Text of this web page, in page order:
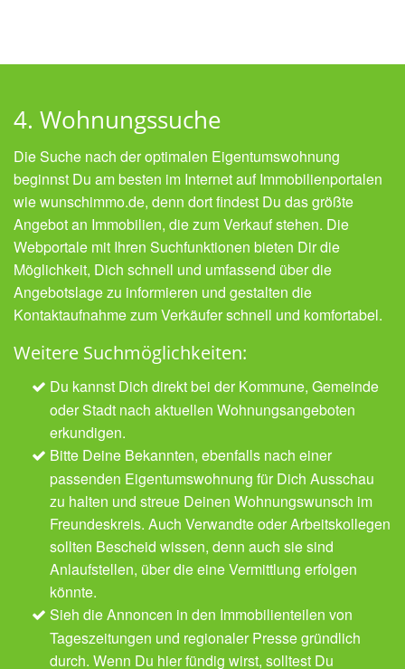
4. Wohnungssuche
Die Suche nach der optimalen Eigentumswohnung
beginnst Du am besten im Internet auf Immobilienportalen
wie wunschimmo.de, denn dort findest Du das größte
Angebot an Immobilien, die zum Verkauf stehen. Die
Webportale mit Ihren Suchfunktionen bieten Dir die
Möglichkeit, Dich schnell und umfassend über die
Angebotslage zu informieren und gestalten die
Kontaktaufnahme zum Verkäufer schnell und komfortabel.
Weitere Suchmöglichkeiten:
Du kannst Dich direkt bei der Kommune, Gemeinde
oder Stadt nach aktuellen Wohnungsangeboten
erkundigen.
Bitte Deine Bekannten, ebenfalls nach einer
passenden Eigentumswohnung für Dich Ausschau
zu halten und streue Deinen Wohnungswunsch im
Freundeskreis. Auch Verwandte oder Arbeitskollegen
sollten Bescheid wissen, denn auch sie sind
Anlaufstellen, über die eine Vermittlung erfolgen
könnte.
Sieh die Annoncen in den Immobilienteilen von
Tageszeitungen und regionaler Presse gründlich
durch. Wenn Du hier fündig wirst, solltest Du